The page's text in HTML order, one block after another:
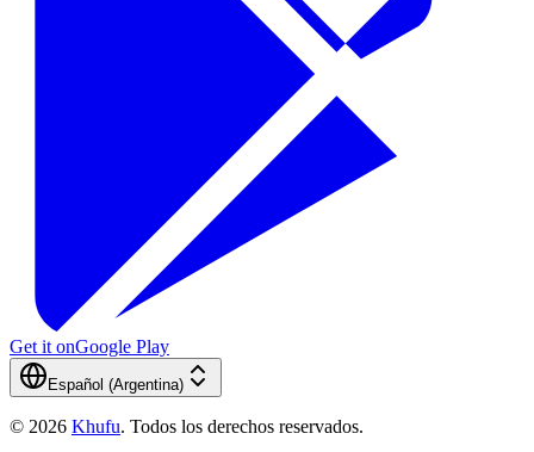
Get it onGoogle Play
Español (Argentina)
© 2026 Khufu. Todos los derechos reservados.